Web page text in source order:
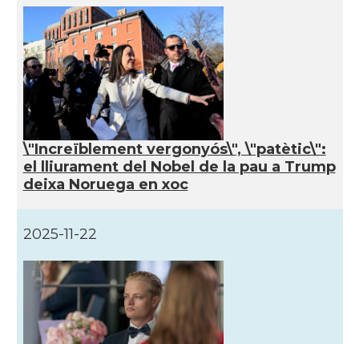
\"Increïblement vergonyós\", \"patètic\":
el lliurament del Nobel de la pau a Trump
deixa Noruega en xoc
2025-11-22